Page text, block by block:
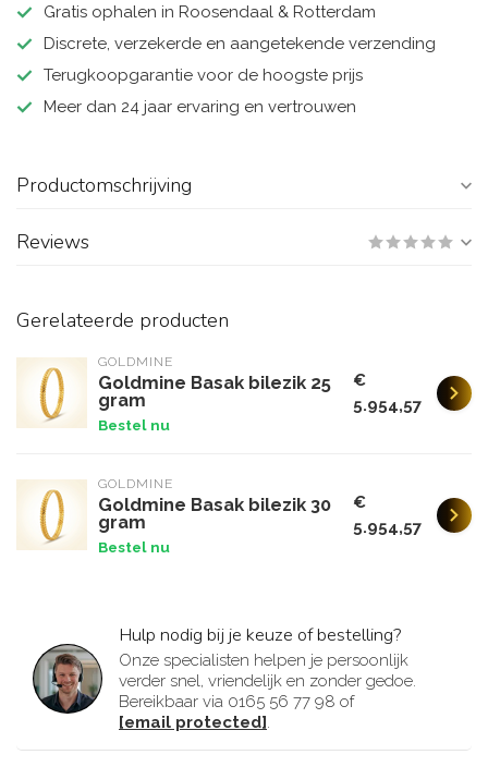
Gratis ophalen in Roosendaal & Rotterdam
Discrete, verzekerde en aangetekende verzending
Terugkoopgarantie voor de hoogste prijs
Meer dan 24 jaar ervaring en vertrouwen
Productomschrijving
Reviews
Gerelateerde producten
GOLDMINE
Goldmine Basak bilezik 25
gram
Bestel nu
€
5.954,57
GOLDMINE
Goldmine Basak bilezik 30
gram
Bestel nu
€
5.954,57
Hulp nodig bij je keuze of bestelling?
Onze specialisten helpen je persoonlijk
verder snel, vriendelijk en zonder gedoe.
Bereikbaar via 0165 56 77 98 of
[email protected].